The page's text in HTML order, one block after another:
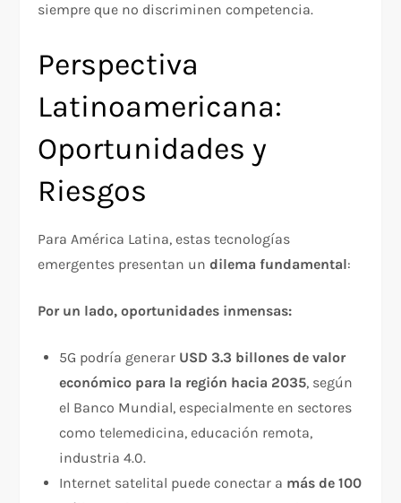
siempre que no discriminen competencia.​
Perspectiva
Latinoamericana:
Oportunidades y
Riesgos
Para América Latina, estas tecnologías
emergentes presentan undilema fundamental:​
Por un lado, oportunidades inmensas:
5G podría generar USD 3.3 billones de valor
económico para la región hacia 2035, según
el Banco Mundial, especialmente en sectores
como telemedicina, educación remota,
industria 4.0.
Internet satelital puede conectar a más de 100